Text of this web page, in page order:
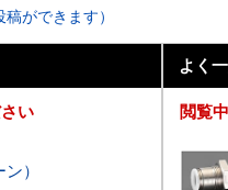
ができます）
い
）
よく
閲覧